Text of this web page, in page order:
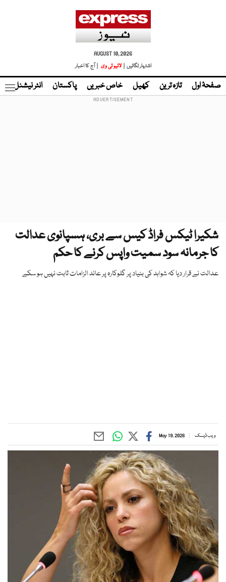
AUGUST 10, 2026
اشتہار لگائیں |
لائیو ٹی وی | آج کا اخبار
صفحۂ اول تازہ ترین کھیل خاص خبریں پاکستان انٹر نیشنل
شکیرا ٹیکس فراڈ کیس سے بری، ہسپانوی عدالت
کا جرمانہ سود سمیت واپس کرنے کا حکم
عدالت نے قرار دیا کہ شواہد کی بنیاد پر گلوکارہ پر عائد الزامات ثابت نہیں ہو سکے
ویب ڈیسک May 19, 2026